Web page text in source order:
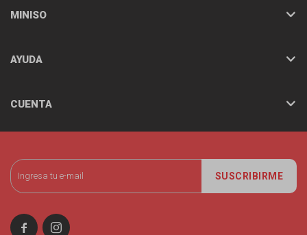
SUSCRIBIRME
 
MINISO
AYUDA
CUENTA